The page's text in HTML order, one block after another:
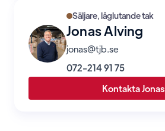
Säljare, låglutande tak
Jonas Alving
jonas@tjb.se
072-214 91 75
Kontakta Jonas